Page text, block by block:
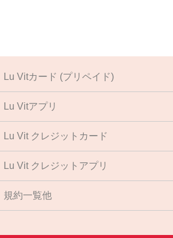
Lu Vitカード (プリペイド)
Lu Vitアプリ
Lu Vit クレジットカード
Lu Vit クレジットアプリ
規約一覧他